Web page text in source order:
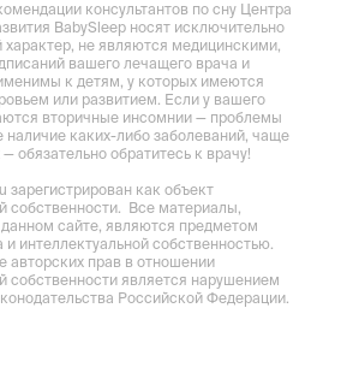
консультантов по сну Центра
BabySleep носят исключительно
не являются медицинскими,
вашего лечащего врача и
к детям, у которых имеются
или развитием. Если у вашего
вторичные инсомнии — проблемы
каких-либо заболеваний, чаще
обязательно обратитесь к врачу!
зарегистрирован как объект
собственности. Все материалы,
сайте, являются предметом
и интеллектуальной собственностью.
авторских прав в отношении
собственности является нарушением
Российской Федерации.